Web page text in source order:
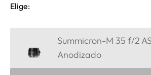
Elige:
Summicron-M 35 f/2
Anodizado